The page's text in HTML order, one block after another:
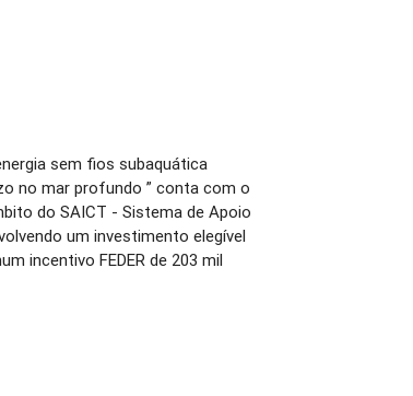
sem fios subaquática
no mar profundo ” conta com o
do SAICT - Sistema de Apoio
um investimento elegível
incentivo FEDER de 203 mil